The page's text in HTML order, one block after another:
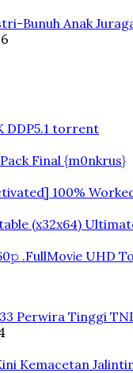
Bunuh Anak
DDP5.1 torrent
Final {m0nkrus}
100%
(x32x64)
.FullMov𝗂e UHD
Perwira Tinggi
Kemacetan